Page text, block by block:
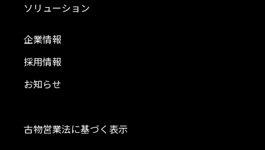
ソリューション
企業情報
採用情報
お知らせ
古物営業法に基づく表示